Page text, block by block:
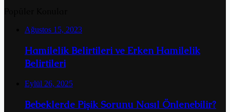
Ağustos 15, 2023
Hamilelik Belirtileri ve Erken Hamilelik
Belirtileri
Eylül 26, 2025
Bebeklerde Pişik Sorunu Nasıl Önlenebilir?